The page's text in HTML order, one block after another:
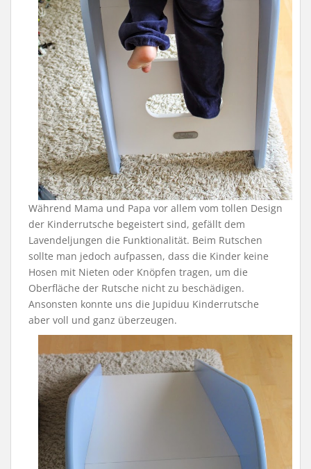
Während Mama und Papa vor allem vom tollen Design
der Kinderrutsche begeistert sind, gefällt dem
Lavendeljungen die Funktionalität. Beim Rutschen
sollte man jedoch aufpassen, dass die Kinder keine
Hosen mit Nieten oder Knöpfen tragen, um die
Oberfläche der Rutsche nicht zu beschädigen.
Ansonsten konnte uns die Jupiduu Kinderrutsche
aber voll und ganz überzeugen.